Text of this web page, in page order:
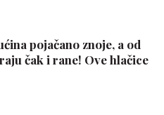
pojačano znoje, a od
čak i rane! Ove hlačice